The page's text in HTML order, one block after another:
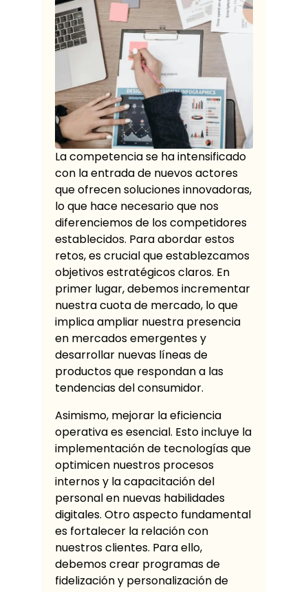
La competencia se ha intensificado
con la entrada de nuevos actores
que ofrecen soluciones innovadoras,
lo que hace necesario que nos
diferenciemos de los competidores
establecidos. Para abordar estos
retos, es crucial que establezcamos
objetivos estratégicos claros. En
primer lugar, debemos incrementar
nuestra cuota de mercado, lo que
implica ampliar nuestra presencia
en mercados emergentes y
desarrollar nuevas líneas de
productos que respondan a las
tendencias del consumidor.
Asimismo, mejorar la eficiencia
operativa es esencial. Esto incluye la
implementación de tecnologías que
optimicen nuestros procesos
internos y la capacitación del
personal en nuevas habilidades
digitales. Otro aspecto fundamental
es fortalecer la relación con
nuestros clientes. Para ello,
debemos crear programas de
fidelización y personalización de